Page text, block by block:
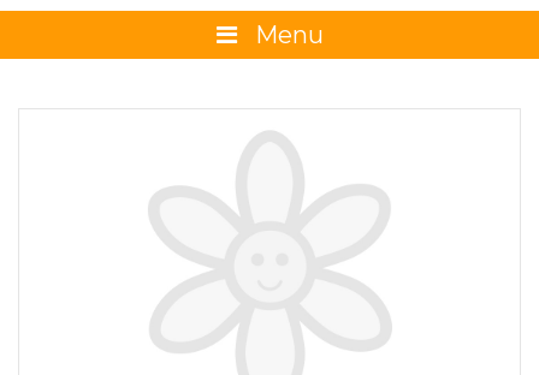
Menu
La boutique
Promotions et évènements
Calendrier horticole